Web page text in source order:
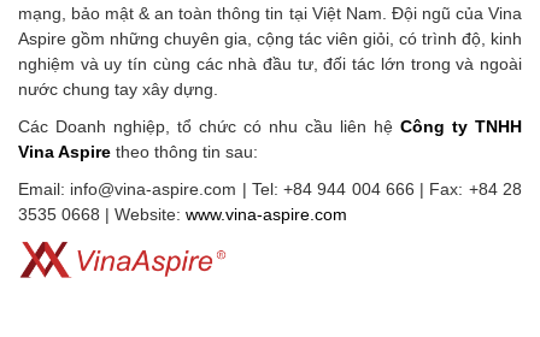
mạng, bảo mật & an toàn thông tin tại Việt Nam. Đội ngũ của Vina
Aspire gồm những chuyên gia, cộng tác viên giỏi, có trình độ, kinh
nghiệm và uy tín cùng các nhà đầu tư, đối tác lớn trong và ngoài
nước chung tay xây dựng.
Các Doanh nghiệp, tổ chức có nhu cầu liên hệ Công ty TNHH
Vina Aspire theo thông tin sau:
Email: info@vina-aspire.com | Tel: +84 944 004 666 | Fax: +84 28
3535 0668 | Website: www.vina-aspire.com